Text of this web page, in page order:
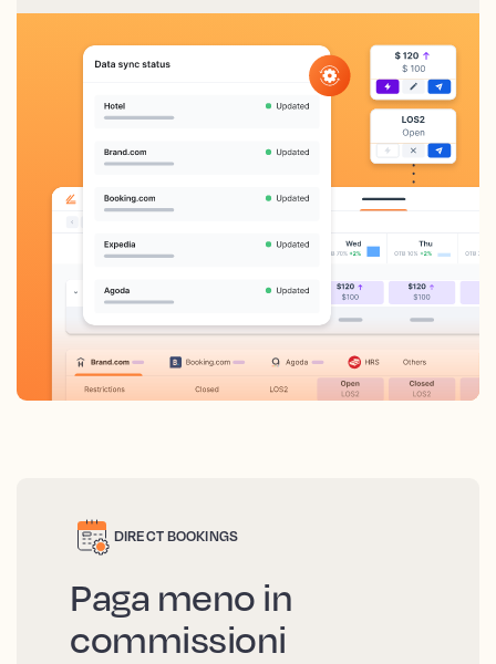
DIRECT BOOKINGS
Paga meno in
commissioni